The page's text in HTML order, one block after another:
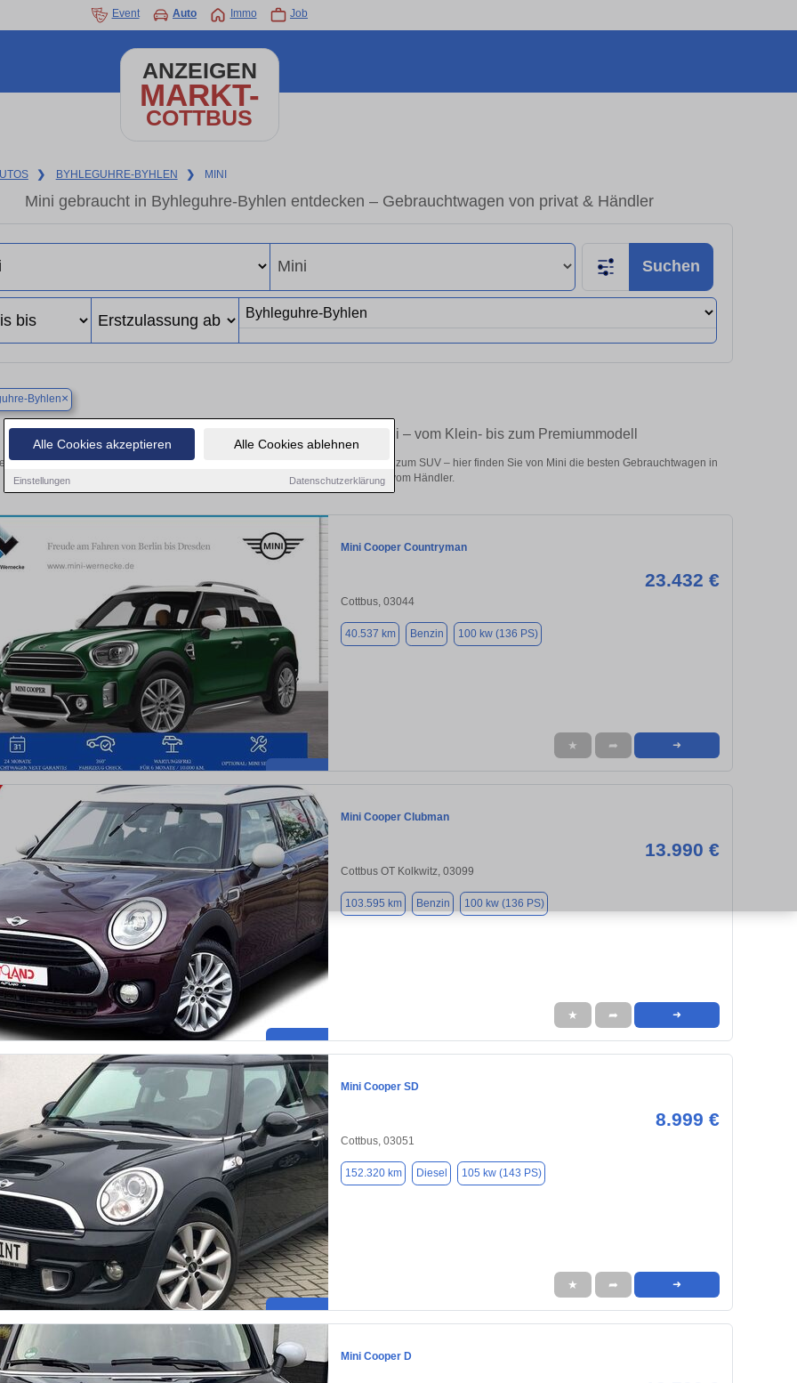
Alle Cookies akzeptieren Alle Cookies ablehnen
Einstellungen Datenschutzerklärung
Event Auto Immo Job
ANZEIGEN
MARKT-
COTTBUS
❯ BYHLEGUHRE-BYHLEN ❯ MINI
Mini gebraucht in Byhleguhre-Byhlen entdecken – Gebrauchtwagen von privat & Händler
Suchen
Byhlen×
Finden Sie in Byhleguhre-Byhlen Ihren gebrauchten Mini – vom Klein- bis zum Premiummodell
Sie in Byhleguhre-Byhlen gebrauchte Mini Fahrzeuge. Von Kleinwagen bis hin zum SUV – hier finden Sie von Mini die besten Gebrauchtwagen in
Byhleguhre-Byhlen von privat und vom Händler.
Mini Cooper Countryman
23.432 €
Cottbus, 03044
40.537 km Benzin 100 kw (136 PS)
★ ➦ ➜
Mini Cooper Clubman
13.990 €
Cottbus OT Kolkwitz, 03099
103.595 km Benzin 100 kw (136 PS)
★ ➦ ➜
Mini Cooper SD
8.999 €
Cottbus, 03051
152.320 km Diesel 105 kw (143 PS)
★ ➦ ➜
Mini Cooper D